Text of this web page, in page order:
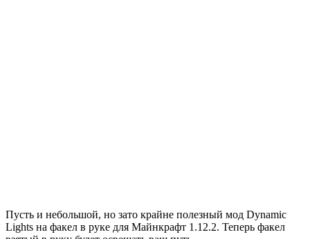
Пусть и небольшой, но зато крайне полезный мод Dynamic
Lights на факел в руке для Майнкрафт 1.12.2. Теперь факел